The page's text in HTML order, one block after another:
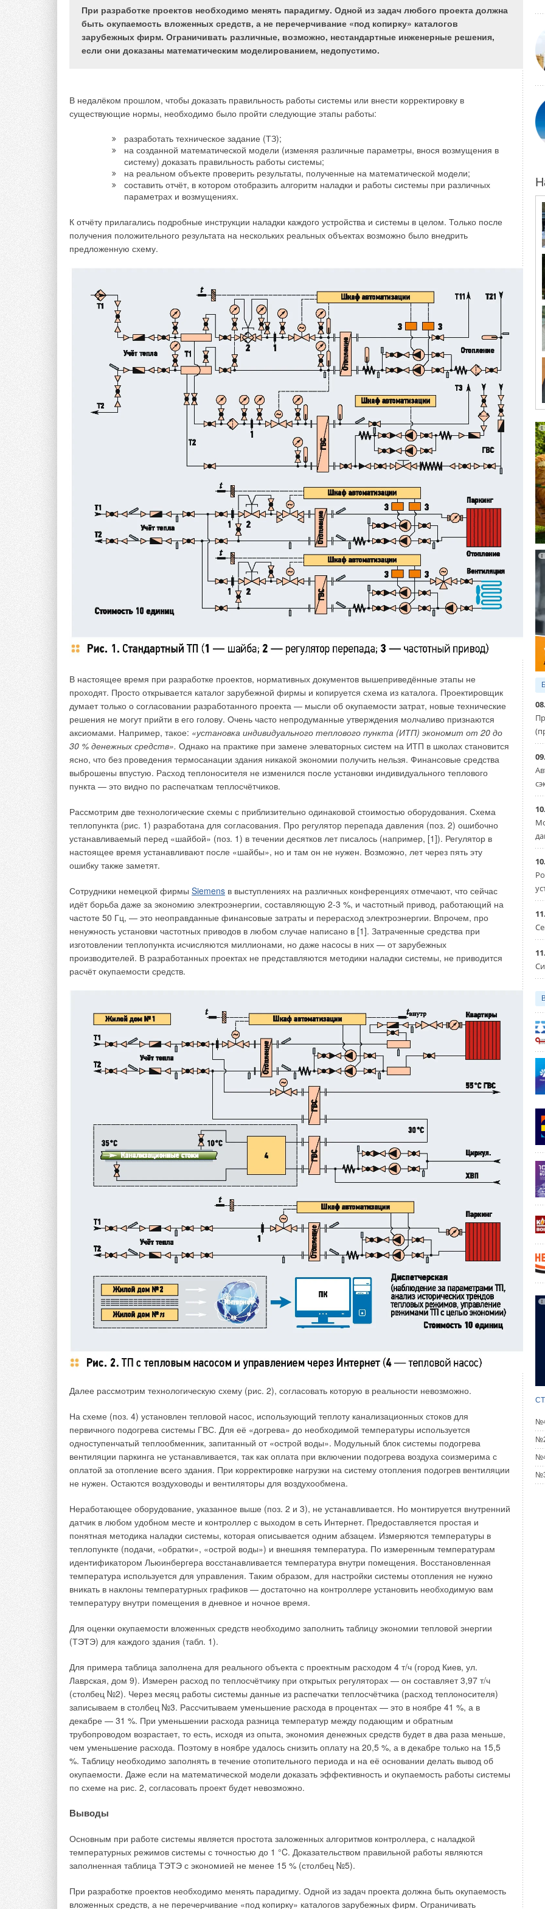
При разработке проектов необходимо менять парадигму. Одной из задач любого проекта должна
быть окупаемость вложенных средств, а не перечерчивание «под копирку» каталогов
зарубежных фирм. Ограничивать различные, возможно, нестандартные инженерные решения,
если они доказаны математическим моделированием, недопустимо.
В недалёком прошлом, чтобы доказать правильность работы системы или внести корректировку в
существующие нормы, необходимо было пройти следующие этапы работы:
разработать техническое задание (ТЗ);
на созданной математической модели (изменяя различные параметры, внося возмущения в
систему) доказать правильность работы системы;
на реальном объекте проверить результаты, полученные на математической модели;
составить отчёт, в котором отобразить алгоритм наладки и работы системы при различных
параметрах и возмущениях.
К отчёту прилагались подробные инструкции наладки каждого устройства и системы в целом. Только после
получения положительного результата на нескольких реальных объектах возможно было внедрить
предложенную схему.
В настоящее время при разработке проектов, нормативных документов вышеприведённые этапы не
проходят. Просто открывается каталог зарубежной фирмы и копируется схема из каталога. Проектировщик
думает только о согласовании разработанного проекта — мысли об окупаемости затрат, новые технические
решения не могут прийти в его голову. Очень часто непродуманные утверждения молчаливо признаются
аксиомами. Например, такое: «установка индивидуального теплового пункта (ИТП) экономит от 20 до
30 % денежных средств». Однако на практике при замене элеваторных систем на ИТП в школах становится
ясно, что без проведения термосанации здания никакой экономии получить нельзя. Финансовые средства
выброшены впустую. Расход теплоносителя не изменился после установки индивидуального теплового
пункта — это видно по распечаткам теплосчётчиков.
Рассмотрим две технологические схемы с приблизительно одинаковой стоимостью оборудования. Схема
теплопункта (рис. 1) разработана для согласования. Про регулятор перепада давления (поз. 2) ошибочно
устанавливаемый перед «шайбой» (поз. 1) в течении десятков лет писалось (например, [1]). Регулятор в
настоящее время устанавливают после «шайбы», но и там он не нужен. Возможно, лет через пять эту
ошибку также заметят.
Сотрудники немецкой фирмы Siemens в выступлениях на различных конференциях отмечают, что сейчас
идёт борьба даже за экономию электроэнергии, составляющую 2-3 %, и частотный привод, работающий на
частоте 50 Гц, — это неоправданные финансовые затраты и перерасход электроэнергии. Впрочем, про
ненужность установки частотных приводов в любом случае написано в [1]. Затраченные средства при
изготовлении теплопункта исчисляются миллионами, но даже насосы в них — от зарубежных
производителей. В разработанных проектах не представляются методики наладки системы, не приводится
расчёт окупаемости средств.
Далее рассмотрим технологическую схему (рис. 2), согласовать которую в реальности невозможно.
На схеме (поз. 4) установлен тепловой насос, использующий теплоту канализационных стоков для
первичного подогрева системы ГВС. Для её «догрева» до необходимой температуры используется
одноступенчатый теплообменник, запитанный от «острой воды». Модульный блок системы подогрева
вентиляции паркинга не устанавливается, так как оплата при включении подогрева воздуха соизмерима с
оплатой за отопление всего здания. При корректировке нагрузки на систему отопления подогрев вентиляции
не нужен. Остаются воздуховоды и вентиляторы для воздухообмена.
Неработающее оборудование, указанное выше (поз. 2 и 3), не устанавливается. Но монтируется внутренний
датчик в любом удобном месте и контроллер с выходом в сеть Интернет. Предоставляется простая и
понятная методика наладки системы, которая описывается одним абзацем. Измеряются температуры в
теплопункте (подачи, «обратки», «острой воды») и внешняя температура. По измеренным температурам
идентификатором Льюинбергера восстанавливается температура внутри помещения. Восстановленная
температура используется для управления. Таким образом, для настройки системы отопления не нужно
вникать в наклоны температурных графиков — достаточно на контроллере установить необходимую вам
температуру внутри помещения в дневное и ночное время.
Для оценки окупаемости вложенных средств необходимо заполнить таблицу экономии тепловой энергии
(ТЭТЭ) для каждого здания (табл. 1).
Для примера таблица заполнена для реального объекта с проектным расходом 4 т/ч (город Киев, ул.
Лаврская, дом 9). Измерен расход по теплосчётчику при открытых регуляторах — он составляет 3,97 т/ч
(столбец №2). Через месяц работы системы данные из распечатки теплосчётчика (расход теплоносителя)
записываем в столбец №3. Рассчитываем уменьшение расхода в процентах — это в ноябре 41 %, а в
декабре — 31 %. При уменьшении расхода разница температур между подающим и обратным
трубопроводом возрастает, то есть, исходя из опыта, экономия денежных средств будет в два раза меньше,
чем уменьшение расхода. Поэтому в ноябре удалось снизить оплату на 20,5 %, а в декабре только на 15,5
%. Таблицу необходимо заполнять в течение отопительного периода и на её основании делать вывод об
окупаемости. Даже если на математической модели доказать эффективность и окупаемость работы системы
по схеме на рис. 2, согласовать проект будет невозможно.
Выводы
Основным при работе системы является простота заложенных алгоритмов контроллера, с наладкой
температурных режимов системы с точностью до 1 °C. Доказательством правильной работы являются
заполненная таблица ТЭТЭ с экономией не менее 15 % (столбец №5).
При разработке проектов необходимо менять парадигму. Одной из задач проекта должна быть окупаемость
вложенных средств, а не перечерчивание «под копирку» каталогов зарубежных фирм. Ограничивать
числе и безнапорные хризотилцементные (ГОСТ 31416-2009 «Трубы и муфты
хризотилцементные. Технические условия» [2]).
тонкостенные (далее — БНТТ / БНТМ) с тем, чтобы их можно было бы использовать для устройства
подземных самотёчных трубопроводов, в том числе и водоотведения (как канализации, так и водостоков).
Хризотилцементные безнапорные трубы (ХЦБТ) изготавливаются из природного хризотилового асбеста
(белый гидросиликат магния), экологически чистого и безопасного материала. Хризотилцемент —
композиционный материал, который раньше имел торговое название асбоцемент — получается в
результате затвердевания смеси, состоящей из воды, портландцемента и хризотила. Соотношение
портландцемента в готовом материале может составлять от 80 до 90 %, хризотила — от 10 до 20 %о.
Уникальными свойствами этот материал обладает благодаря тому, что хризотил, который в народе называют
«горным льном», способен расщепляться на тончайшие волокна, обладающие повышенной прочностью на
растяжение, упругостью, эластичностью, высокими адгезионными и когезионными свойствами.
Хризотилцемент, в котором волокна хризотила находятся в связанном состоянии, препятствующем их
пожаробезопасен, не подвержен воздействию гнилостных бактерий, способен короткое время выдерживать
воздействие кислых сред.
К положительным свойствам хризотилцементных трубных изделий можно отнести: высокую стойкость к
агрессивным средам, устойчивость к коррозии и гниению, индифферентность к «зарастанию»,
стоимость и простоту монтажа.
Форма и размеры БНТ/БНТТ должны соответствовать установленным в нормативе требованиям (табл. 1).
Форма и размеры БНМ и БНТМ также должны соответствовать установленным в нормативе требованиям
(табл. 2).
Условное обозначение хризотилцементных безнапорных труб (муфт) должно состоять из буквенного
выражения БНТ (БНМ), обозначения условного прохода в миллиметрах, длины трубы в миллиметрах и
обозначения стандарта [2]. Пример условного обозначения хризотилцементной безнапорной трубы
То же, условным проходом 400 мм и длиной 180 мм: БНМ 400-180 ГОСТ 31416-2009.
Условное обозначение хризотилцементных безнапорных тонкостенных труб (муфт) должно состоять из
буквенного выражения БНТТ (БНТМ), обозначения условного прохода в миллиметрах, длины трубы в
Пример условного обозначения хризотилцементной безнапорной тонкостенной трубы условным проходом
200 мм и длиной 5000 мм: БНТТ 200-5000 ГОСТ 31416-2009.
То же, муфты условным проходом 200 мм и длиной 150 мм: БНТМ 200-150 ГОСТ 31416-2009. Качественные
трубы и муфты не должны иметь трещин, сколов и расслоений. Их торцы должны быть чисто обрезаны
перпендикулярно к оси труб (муфт).
глубиной не более 2 мм. На внутренних поверхностях труб допускаются отпечатки от наката форматных
скалок, незначительные сколы торцов труб глубиной не более 2 мм и длиной не более 20 мм вдоль
образующей трубы, а на внутренних поверхностях муфт — следы обточки глубиной до 2 мм. Трубы должны
быть прямыми, допускаемое отклонение от прямолинейности не должно превышать для труб длиной: 2950
мм — 12 мм, 3950 мм — 16 мм и 5000 мм — 20 мм.